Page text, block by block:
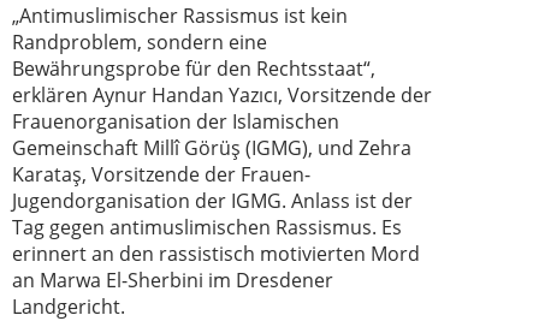
„Antimuslimischer Rassismus ist kein
Randproblem, sondern eine
Bewährungsprobe für den Rechtsstaat“,
erklären Aynur Handan Yazıcı, Vorsitzende der
Frauenorganisation der Islamischen
Gemeinschaft Millî Görüş (IGMG), und Zehra
Karataş, Vorsitzende der Frauen-
Jugendorganisation der IGMG. Anlass ist der
Tag gegen antimuslimischen Rassismus. Es
erinnert an den rassistisch motivierten Mord
an Marwa El-Sherbini im Dresdener
Landgericht.